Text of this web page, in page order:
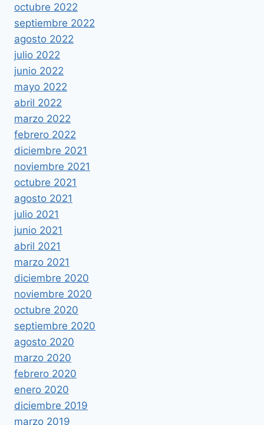
octubre 2022
septiembre 2022
agosto 2022
julio 2022
junio 2022
mayo 2022
abril 2022
marzo 2022
febrero 2022
diciembre 2021
noviembre 2021
octubre 2021
agosto 2021
julio 2021
junio 2021
abril 2021
marzo 2021
diciembre 2020
noviembre 2020
octubre 2020
septiembre 2020
agosto 2020
marzo 2020
febrero 2020
enero 2020
diciembre 2019
marzo 2019